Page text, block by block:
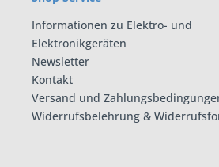
Informationen zu Elektro- und
Elektronikgeräten
Newsletter
Kontakt
Versand und
Widerrufsbelehrung &